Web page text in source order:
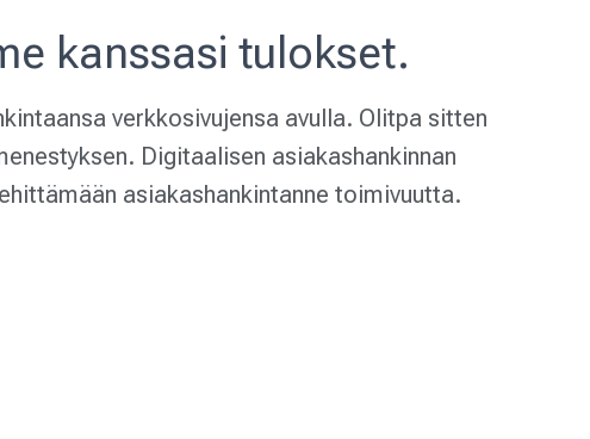
kanssasi tulokset.
verkkosivujensa avulla. Olitpa sitten
Digitaalisen asiakashankinnan
asiakashankintanne toimivuutta.